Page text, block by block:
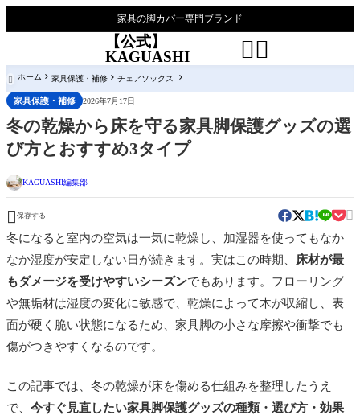
家具の脚カバー専門ブランド
【公式】
KAGUASHI

 ホーム 家具保護・補修 チェアソックス
家具保護・補修 2026年7月17日
冬の乾燥から床を守る家具脚保護グッズの選
び方とおすすめ3タイプ
KAGUASHI編集部
 保存する 
冬になると室内の空気は一気に乾燥し、加湿器を使ってもなか
なか湿度が安定しない日が続きます。実はこの時期、
床材が最
もダメージを受けやすいシーズンでもあります。フローリング
や無垢材は湿度の変化に敏感で、乾燥によって木が収縮し、表
面が硬く脆い状態になるため、家具脚の小さな摩擦や衝撃でも
傷がつきやすくなるのです。
この記事では、冬の乾燥が床を傷める仕組みを整理したうえ
で、 今すぐ見直したい家具脚保護グッズの種類・選び方・効果